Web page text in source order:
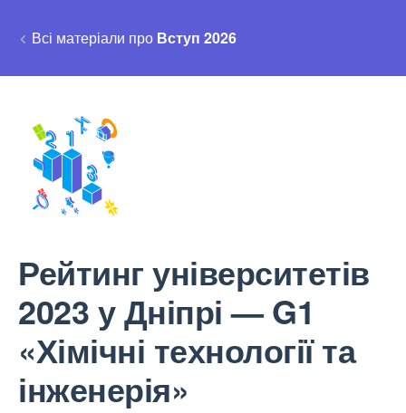
Всі матеріали про Вступ 2026
Рейтинг університетів
2023 у Дніпрі — G1
«Хімічні технології та
інженерія»